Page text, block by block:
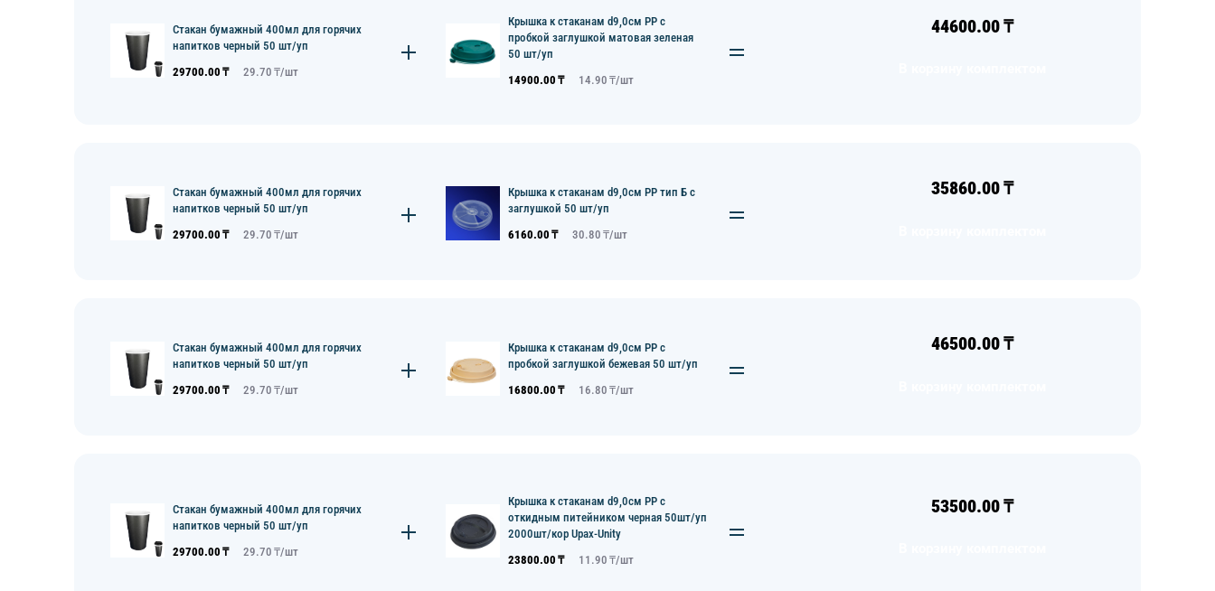
Стакан бумажный 400мл для горячих
напитков черный 50 шт/уп
29700.00 ₸ 29.70 ₸/шт
Крышка к стаканам d9,0см PP с
пробкой заглушкой матовая зеленая
50 шт/уп
14900.00 ₸ 14.90 ₸/шт
44600.00₸
Стакан бумажный 400мл для горячих
напитков черный 50 шт/уп
29700.00 ₸ 29.70 ₸/шт
Крышка к стаканам d9,0см PP тип Б с
заглушкой 50 шт/уп
6160.00 ₸ 30.80 ₸/шт
35860.00₸
Стакан бумажный 400мл для горячих
напитков черный 50 шт/уп
29700.00 ₸ 29.70 ₸/шт
Крышка к стаканам d9,0см PP с
пробкой заглушкой бежевая 50 шт/уп
16800.00 ₸ 16.80 ₸/шт
46500.00₸
Стакан бумажный 400мл для горячих
напитков черный 50 шт/уп
29700.00 ₸ 29.70 ₸/шт
Крышка к стаканам d9,0см PP с
откидным питейником черная 50шт/уп
2000шт/кор Upax-Unity
23800.00 ₸ 11.90 ₸/шт
53500.00₸